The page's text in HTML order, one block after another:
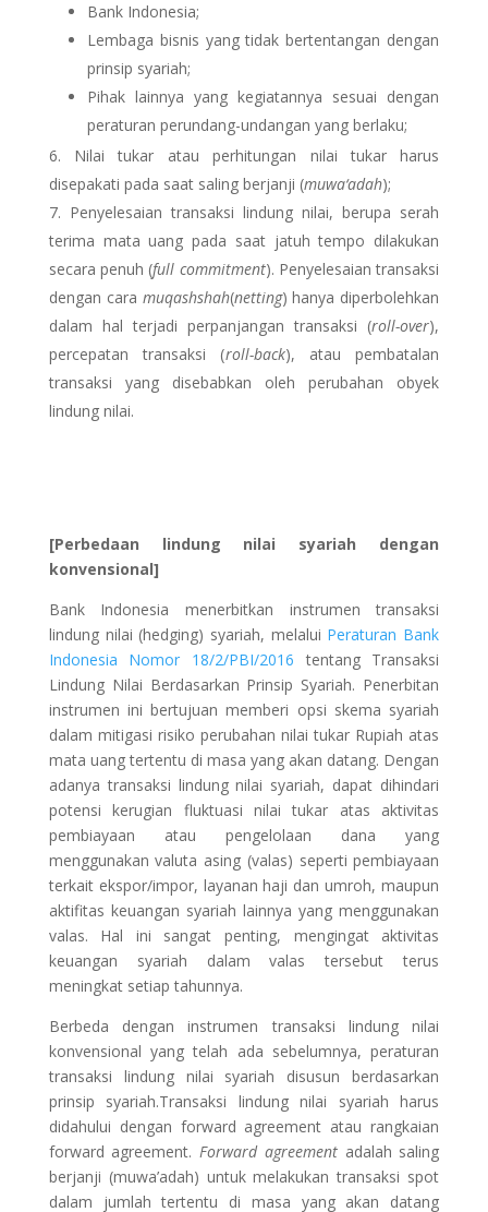
Bank Indonesia;
Lembaga bisnis yang tidak bertentangan dengan
prinsip syariah;
Pihak lainnya yang kegiatannya sesuai dengan
peraturan perundang-undangan yang berlaku;
Nilai tukar atau perhitungan nilai tukar harus
disepakati pada saat saling berjanji (muwa‘adah);
Penyelesaian transaksi lindung nilai, berupa serah
terima mata uang pada saat jatuh tempo dilakukan
secara penuh (full commitment). Penyelesaian transaksi
dengan cara muqashshah(netting) hanya diperbolehkan
dalam hal terjadi perpanjangan transaksi (roll-over),
percepatan transaksi (roll-back), atau pembatalan
transaksi yang disebabkan oleh perubahan obyek
lindung nilai.
[Perbedaan lindung nilai syariah dengan
konvensional]
Bank Indonesia menerbitkan instrumen transaksi
lindung nilai (hedging) syariah, melalui Peraturan Bank
Indonesia Nomor 18/2/PBI/2016 tentang Transaksi
Lindung Nilai Berdasarkan Prinsip Syariah. Penerbitan
instrumen ini bertujuan memberi opsi skema syariah
dalam mitigasi risiko perubahan nilai tukar Rupiah atas
mata uang tertentu di masa yang akan datang. Dengan
adanya transaksi lindung nilai syariah, dapat dihindari
potensi kerugian fluktuasi nilai tukar atas aktivitas
pembiayaan atau pengelolaan dana yang
menggunakan valuta asing (valas) seperti pembiayaan
terkait ekspor/impor, layanan haji dan umroh, maupun
aktifitas keuangan syariah lainnya yang menggunakan
valas. Hal ini sangat penting, mengingat aktivitas
keuangan syariah dalam valas tersebut terus
meningkat setiap tahunnya.
Berbeda dengan instrumen transaksi lindung nilai
konvensional yang telah ada sebelumnya, peraturan
transaksi lindung nilai syariah disusun berdasarkan
prinsip syariah.Transaksi lindung nilai syariah harus
didahului dengan forward agreement atau rangkaian
forward agreement.Forward agreementadalah saling
berjanji (muwa’adah) untuk melakukan transaksi spot
dalam jumlah tertentu di masa yang akan datang